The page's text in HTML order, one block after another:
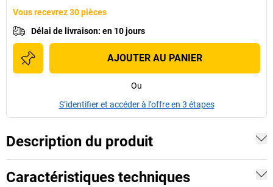
Vous recevrez 30 pièces
Délai de livraison: en 10 jours
AJOUTER AU PANIER
Ou
S’identifier et accéder à l’offre en 3 étapes
Description du produit
Caractéristiques techniques